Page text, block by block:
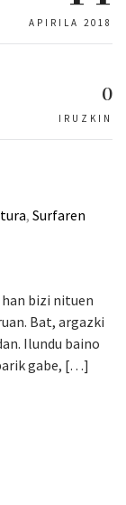
APIRILA 2018
0
IRUZKIN
, Surfaren
bizi nituen
Bat, argazki
Ilundu baino
gabe, […]